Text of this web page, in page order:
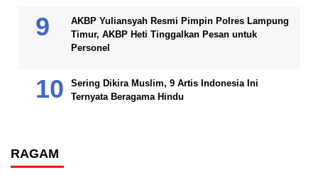
AKBP Yuliansyah Resmi Pimpin Polres Lampung
Timur, AKBP Heti Tinggalkan Pesan untuk
Personel
Sering Dikira Muslim, 9 Artis Indonesia Ini
Ternyata Beragama Hindu
RAGAM